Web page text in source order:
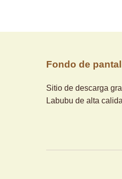
Fondo de
Sitio de descarga
Labubu de alta